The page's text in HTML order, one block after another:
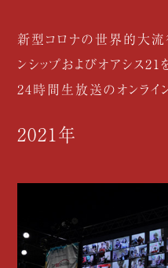
新型コロナの世界的大流
ンシップおよびオアシス21
24時間生放送のオンライ
2021年